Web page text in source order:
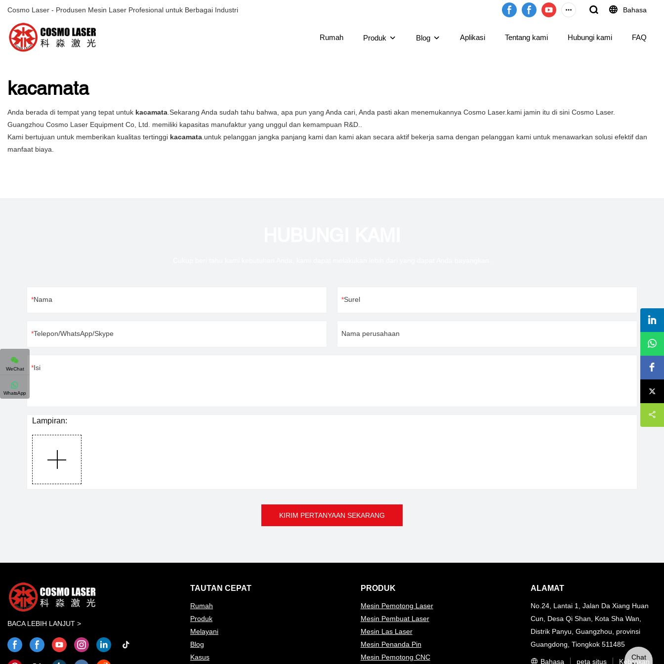
Cosmo Laser - Produsen Mesin Laser Profesional untuk Berbagai Industri Bahasa
Rumah Produk Blog Aplikasi Tentang kami Hubungi kami FAQ
kacamata
Anda berada di tempat yang tepat untuk kacamata.Sekarang Anda sudah tahu bahwa, apa pun yang Anda cari, Anda pasti akan menemukannya Cosmo Laser.kami jamin itu di sini Cosmo Laser.
Guangzhou Cosmo Laser Equipment Co, Ltd. memiliki kapasitas manufaktur yang unggul dan kemampuan R&D..
Kami bertujuan untuk memberikan kualitas tertinggi kacamata.untuk pelanggan jangka panjang kami dan kami akan secara aktif bekerja sama dengan pelanggan kami untuk menawarkan solusi efektif dan
manfaat biaya.
Nama Surel
Telepon/WhatsApp/Skype Nama perusahaan
Isi
Lampiran:
KIRIM PERTANYAAN SEKARANG
BACA LEBIH LANJUT >
TAUTAN CEPAT
Rumah
Produk
Melayani
Blog
Kasus
PRODUK
Mesin Pemotong Laser
Mesin Pembuat Laser
Mesin Las Laser
Mesin Penanda Pin
Mesin Pemotong CNC
ALAMAT
No.24, Lantai 1, Jalan Da Xiang Huan
Cun, Desa Qi Shan, Kota Sha Wan,
Distrik Panyu, Guangzhou, provinsi
Guangdong, Tiongkok 511485
Bahasa peta situs Kebijakan
Chat
WeChat
WhatsApp